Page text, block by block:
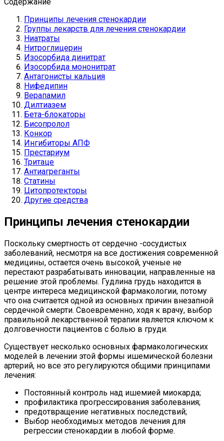
Принципы лечения стенокардии
Группы лекарств для лечения стенокардии
Ниатраты
Нитроглицерин
Изосорбида динитрат
Изосорбида мононитрат
Антагонисты кальция
Нифедипин
Верапамил
Дилтиазем
Бета-блокаторы
Бисопролол
Конкор
Ингибиторы АПФ
Престариум
Тритаце
Антиагреганты
Статины
Цитопротекторы
Другие средства
Принципы лечения стенокардии
Поскольку смертность от сердечно -сосудистых
заболеваний, несмотря на все достижения современной
медицины, остается очень высокой, ученые не
перестают разрабатывать инновации, направленные на
решение этой проблемы. Гудлина грудь находится в
центре интереса медицинской фармакологии, потому
что она считается одной из основных причин внезапной
сердечной смерти. Своевременно, ходя к врачу, выбор
правильной лекарственной терапии является ключом к
долговечности пациентов с болью в груди.
Существует несколько основных фармакологических
моделей в лечении этой формы ишемической болезни
артерий, но все это регулируются общими принципами
лечения:
Постоянный контроль над ишемией миокарда;
профилактика прогрессирования заболевания;
предотвращение негативных последствий;
Выбор необходимых методов лечения для
регрессии стенокардии в любой форме.